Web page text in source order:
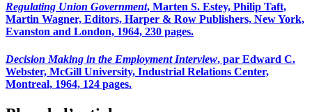
Regulating Union Government, Marten S. Estey, Philip Taft,
Martin Wagner, Editors, Harper & Row Publishers, New York,
Evanston and London, 1964, 230 pages.
Decision Making in the Employment Interview, par Edward C.
Webster, McGill University, Industrial Relations Center,
Montreal, 1964, 124 pages.